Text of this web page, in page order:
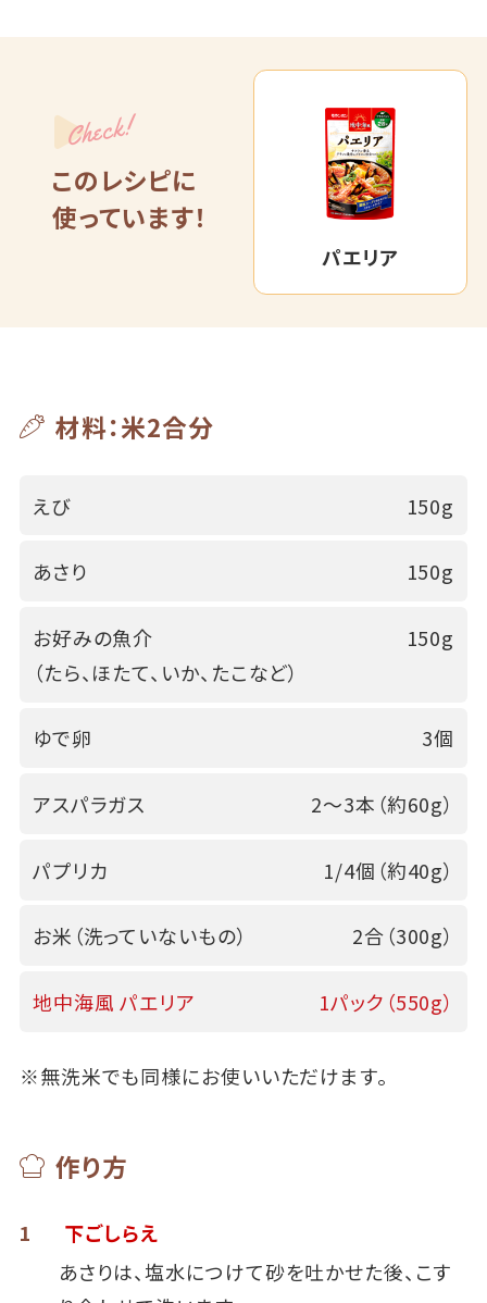
Check!
このレシピに
使っています！
パエリア
材料：米2合分
えび 150g
あさり 150g
お好みの魚介
（たら、ほたて、いか、たこなど）
150g
ゆで卵 3個
アスパラガス 2～3本（約60g）
パプリカ 1/4個（約40g）
お米（洗っていないもの） 2合（300g）
地中海風 パエリア 1パック（550g）
※無洗米でも同様にお使いいただけます。
作り方
1
下ごしらえ
あさりは、塩水につけて砂を吐かせた後、こす